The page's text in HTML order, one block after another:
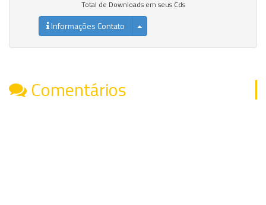
Total de Downloads em seus Cds
Informações Contato
Comentários